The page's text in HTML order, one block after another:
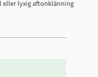
eller lyxig aftonklänning